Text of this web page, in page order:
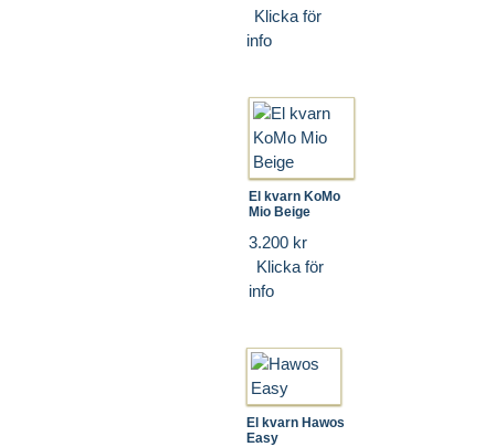
Klicka för
info
El kvarn KoMo
Mio Beige
3.200 kr
Klicka för
info
El kvarn Hawos
Easy